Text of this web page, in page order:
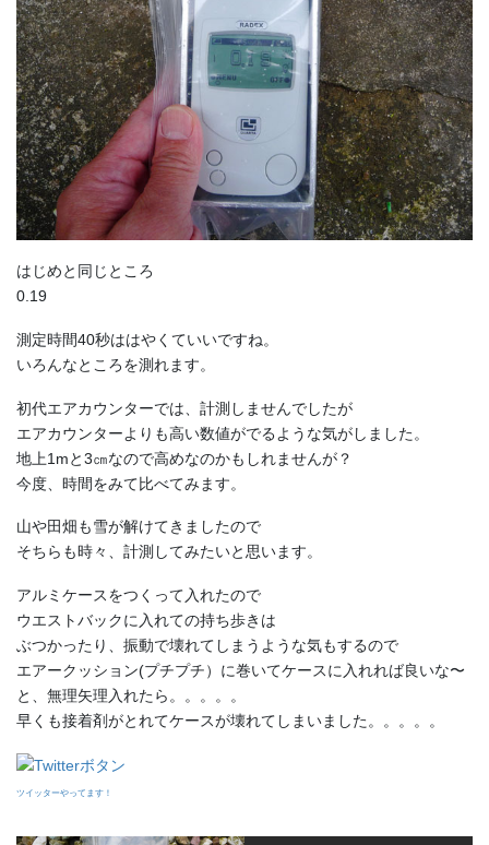
はじめと同じところ
0.19
測定時間40秒ははやくていいですね。
いろんなところを測れます。
初代エアカウンターでは、計測しませんでしたが
エアカウンターよりも高い数値がでるような気がしました。
地上1mと3㎝なので高めなのかもしれませんが？
今度、時間をみて比べてみます。
山や田畑も雪が解けてきましたので
そちらも時々、計測してみたいと思います。
アルミケースをつくって入れたので
ウエストバックに入れての持ち歩きは
ぶつかったり、振動で壊れてしまうような気もするので
エアークッション(プチプチ）に巻いてケースに入れれば良いな〜
と、無理矢理入れたら。。。。。
早くも接着剤がとれてケースが壊れてしまいました。。。。。
ツイッターやってます！